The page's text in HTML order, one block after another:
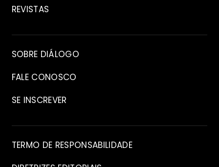
REVISTAS
Arquivo
SOBRE DIÁLOGO
FALE CONOSCO
SE INSCREVER
Contato
TERMO DE RESPONSABILIDADE